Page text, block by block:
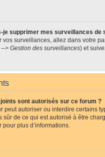
je supprimer mes surveillances de
vos surveillances, allez dans votre
> Gestion des surveillances) et
sont autorisés sur ce forum ?
peut autoriser ou interdire certains
sûr de ce qui est autorisé à être
pour plus d’informations.